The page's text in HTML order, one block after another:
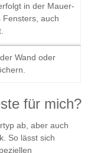
in der Mauer-
Fensters, auch
Wand oder
für mich?
ab, aber auch
So lässt sich